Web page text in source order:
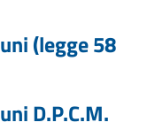
(legge 58
D.P.C.M.